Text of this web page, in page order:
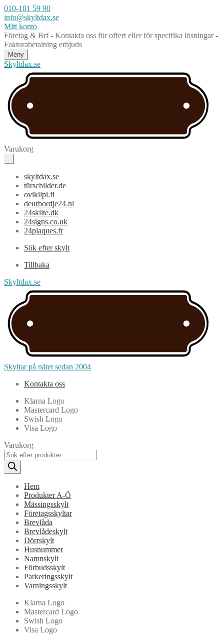
010-101 59 90
info@skyltdax.se
Mitt konto
Företag & Brf - Kontakta oss för offert eller för specifika lösningar -
Fakturabetalning erbjuds
Meny
Skyltdax.se
Varukorg
skyltdax.se
türschilder.de
ovikilpi.fi
deurbordje24.nl
24skilte.dk
24signs.co.uk
24plaques.fr
Sök efter skylt
Tillbaka
Skyltdax.se
Skyltar på nätet sedan 2004
Kontakta oss
Klarna Logo
Mastercard Logo
Swish Logo
Visa Logo
Varukorg
Products
search
Hem
Produkter A-Ö
Mässingsskylt
Företagsskyltar
Brevlåda
Brevlådeskylt
Dörrskylt
Husnummer
Namnskylt
Förbudsskylt
Parkeringsskylt
Varningsskylt
Klarna Logo
Mastercard Logo
Swish Logo
Visa Logo